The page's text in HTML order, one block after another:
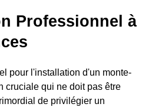
Professionnel à
pour l'installation d'un monte-
cruciale qui ne doit pas être
de privilégier un